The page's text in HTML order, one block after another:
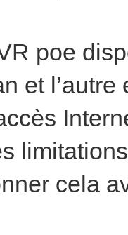
poe
et
cela